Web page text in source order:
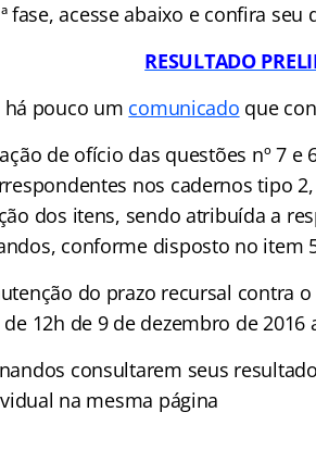
fase, acesse abaixo e confira seu
RESULTADO
há pouco um comunicado que
de ofício das questões nº 7
nos cadernos tipo
dos itens, sendo atribuída a
conforme disposto no item
do prazo recursal contra
12h de 9 de dezembro de 2016
consultarem seus
na mesma página